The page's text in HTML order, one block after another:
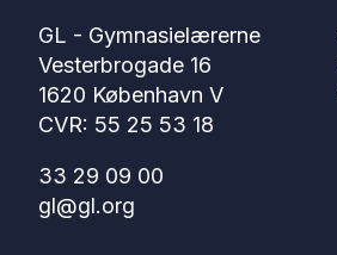
GL - Gymnasielærerne
Vesterbrogade 16
1620 København V
CVR: 55 25 53 18
33 29 09 00
gl@gl.org